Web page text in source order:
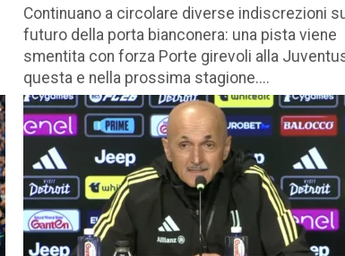
Continuano a circolare diverse indiscrezioni
futuro della porta bianconera: una pista viene
smentita con forza Porte girevoli alla
questa e nella prossima stagione....